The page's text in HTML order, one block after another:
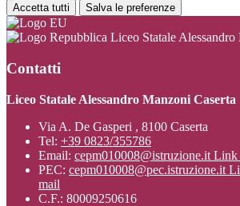
Accetta tutti Salva le preferenze
Liceo Statale Alessandro
Contatti
Liceo Statale Alessandro Manzoni Caserta
Via A. De Gasperi , 8100 Caserta
Tel: +39 0823/355786
Email: cepm010008@istruzione.it Link
PEC: cepm010008@pec.istruzione.it
mail
C.F.: 80009250616